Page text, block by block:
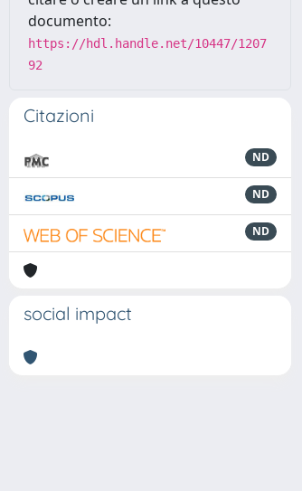
documento:
https://hdl.handle.net/10447/1207
92
Citazioni
ND
ND
ND
social impact